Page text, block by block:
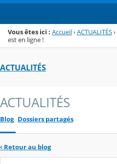
Vous êtes ici : Accueil›ACTUALITÉS›
est en ligne !
ACTUALITÉS
ACTUALITÉS
Blog Dossiers partagés
‹ Retour au blog